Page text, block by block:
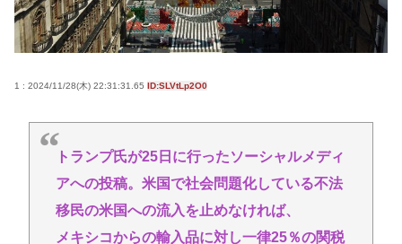
避難所地獄と化す「ずっと同じ食べ物&断水でトイレ
流せず悪臭&床に直接就寝&コロナ感染」
初の2万人割れ。無茶苦茶生きやすい国になってる件
www
【画像】仙台育英のマネージャーさん、首をひねっ
1 : 2024/11/28(木) 22:31:31.65 ID:SLVtLp2O0
トランプ氏が25日に行ったソーシャルメディ
アへの投稿。米国で社会問題化している不法
移民の米国への流入を止めなければ、
メキシコからの輸入品に対し一律25％の関税